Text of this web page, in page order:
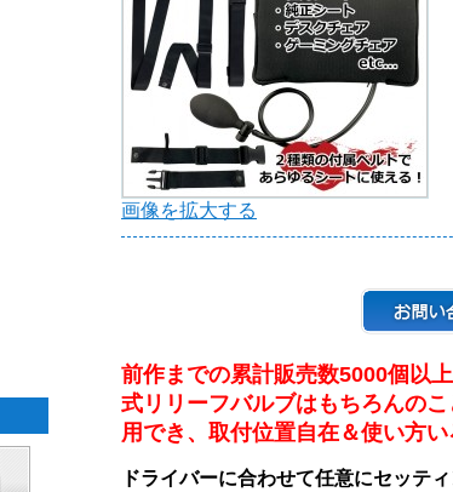
画像を拡大する
前作までの累計販売数5000個以
式リリーフバルブはもちろんの
用でき、取付位置自在＆使い方い
ドライバーに合わせて任意にセッテ